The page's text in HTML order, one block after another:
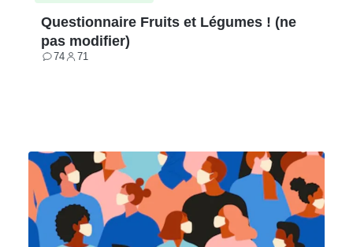
Questionnaire Fruits et Légumes ! (ne
pas modifier)
74
Contributions
71
Participants